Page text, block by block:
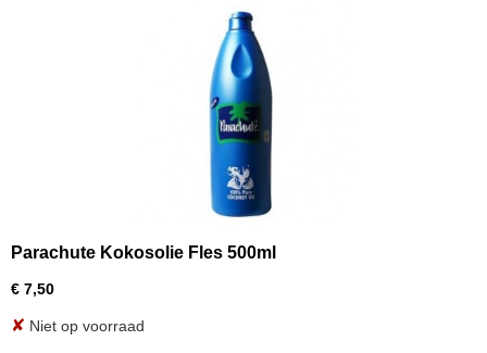
Parachute Kokosolie Fles 500ml
€ 7,50
✘ Niet op voorraad